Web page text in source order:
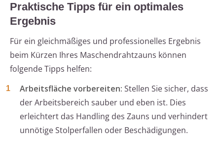
Praktische Tipps für ein optimales
Ergebnis
Für ein gleichmäßiges und professionelles Ergebnis
beim Kürzen Ihres Maschendrahtzauns können
folgende Tipps helfen:
Arbeitsfläche vorbereiten: Stellen Sie sicher, dass
der Arbeitsbereich sauber und eben ist. Dies
erleichtert das Handling des Zauns und verhindert
unnötige Stolperfallen oder Beschädigungen.